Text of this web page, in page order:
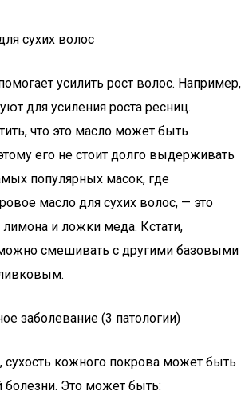
сухих волос
усилить рост волос. Например,
для усиления роста ресниц.
что это масло может быть
его не стоит долго выдерживать
популярных масок, где
масло для сухих волос, — это
и ложки меда. Кстати,
смешивать с другими базовыми
заболевание (3 патологии)
кожного покрова может быть
Это может быть: